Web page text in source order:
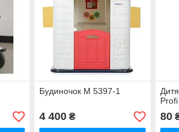
Будиночок M 5397-1
4 400₴ 80